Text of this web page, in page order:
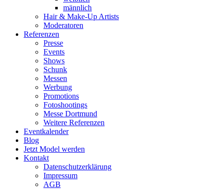
männlich
Hair & Make-Up Artists
Moderatoren
Referenzen
Presse
Events
Shows
Schunk
Messen
Werbung
Promotions
Fotoshootings
Messe Dortmund
Weitere Referenzen
Eventkalender
Blog
Jetzt Model werden
Kontakt
Datenschutzerklärung
Impressum
AGB